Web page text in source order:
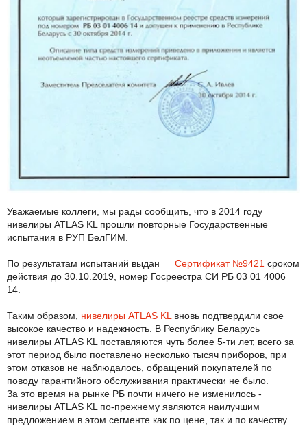
Уважаемые коллеги, мы рады сообщить, что в 2014 году
нивелиры ATLAS KL прошли повторные Государственные
испытания в РУП БелГИМ.
По результатам испытаний выдан Сертификат №9421 сроком
действия до 30.10.2019, номер Госреестра СИ РБ 03 01 4006
14.
Таким образом, нивелиры ATLAS KL вновь подтвердили свое
высокое качество и надежность. В Республику Беларусь
нивелиры ATLAS KL поставляются чуть более 5-ти лет, всего за
этот период было поставлено несколько тысяч приборов, при
этом отказов не наблюдалось, обращений покупателей по
поводу гарантийного обслуживания практически не было.
За это время на рынке РБ почти ничего не изменилось -
нивелиры ATLAS KL по-прежнему являются наилучшим
предложением в этом сегменте как по цене, так и по качеству.